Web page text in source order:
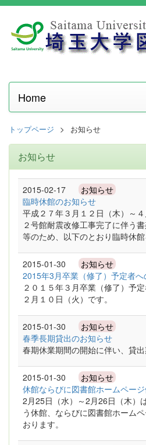
Home
トップページ お知らせ
お知らせ
2015-02-17 お知らせ
臨時休館のお知らせ
平成２７年３月１２日（木）～
２号館耐震改修工事完了に伴う
等のため、以下のとおり臨時休館
2015-01-30 お知らせ
2015年3月卒業（修了）予定者
２０１５年３月卒業（修了）予
２月１０日（火）です。
2015-01-30 お知らせ
春季長期貸出のお知らせ
春期休業期間の開始に伴い、貸出
2015-01-30 お知らせ
休館ならびに図書館ホームペー
2月25日（水）～2月26日（木）
う休館、ならびに図書館ホーム
おります。